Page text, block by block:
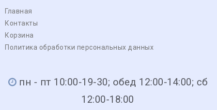
Главная
Контакты
Корзина
Политика обработки персональных данных
пн - пт 10:00-19-30; обед 12:00-14:00; сб
12:00-18:00